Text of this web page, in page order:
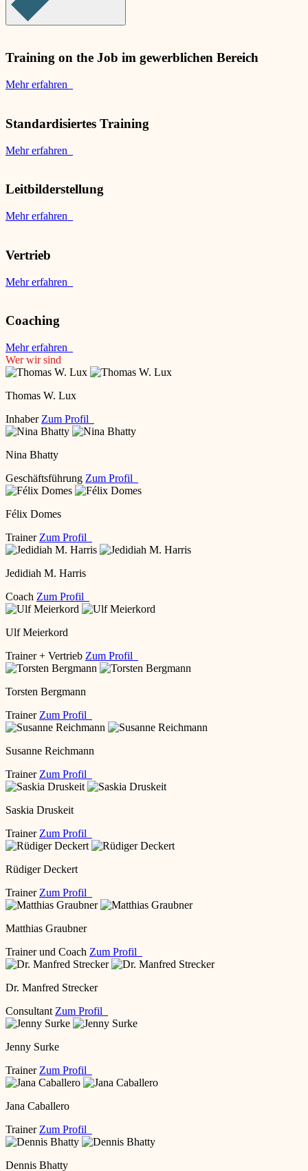
Training on the Job im gewerblichen Bereich
Mehr erfahren
Standardisiertes Training
Mehr erfahren
Leitbilderstellung
Mehr erfahren
Vertrieb
Mehr erfahren
Coaching
Mehr erfahren
Wer wir sind
Thomas W. Lux
Inhaber Zum Profil
Nina Bhatty
Geschäftsführung Zum Profil
Félix Domes
Trainer Zum Profil
Jedidiah M. Harris
Coach Zum Profil
Ulf Meierkord
Trainer + Vertrieb Zum Profil
Torsten Bergmann
Trainer Zum Profil
Susanne Reichmann
Trainer Zum Profil
Saskia Druskeit
Trainer Zum Profil
Rüdiger Deckert
Trainer Zum Profil
Matthias Graubner
Trainer und Coach Zum Profil
Dr. Manfred Strecker
Consultant Zum Profil
Jenny Surke
Trainer Zum Profil
Jana Caballero
Trainer Zum Profil
Dennis Bhatty